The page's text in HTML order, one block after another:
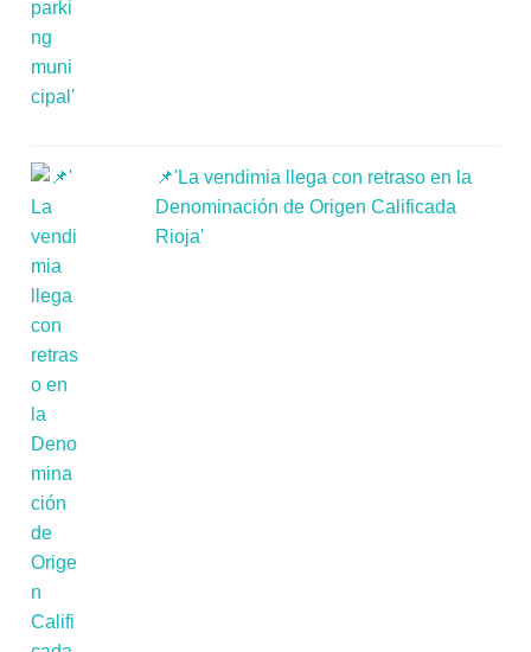
📌'La vendimia llega con retraso en la
Denominación de Origen Calificada
Rioja'